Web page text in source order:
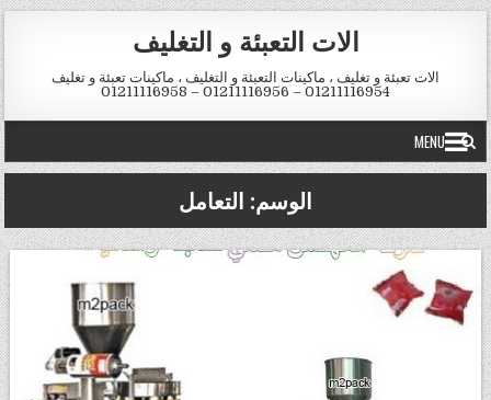
Skip to content
الات التعبئة و التغليف
الات تعبئة و تغليف ، ماكينات التعبئة و التغليف ، ماكينات تعبئة و تغليف
01211116954 – 01211116956 – 01211116958
MENU
الوسم: التعامل